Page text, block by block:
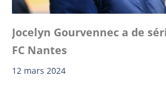
Jocelyn Gourvennec a de
FC Nantes
12 mars 2024